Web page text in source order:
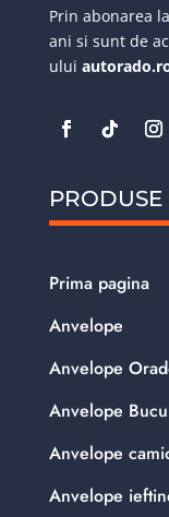
Prin abonarea
ani si sunt de
ului
PRODUSE
Prima pagina
Anvelope
Anvelope
Anvelope
Anvelope
Anvelope